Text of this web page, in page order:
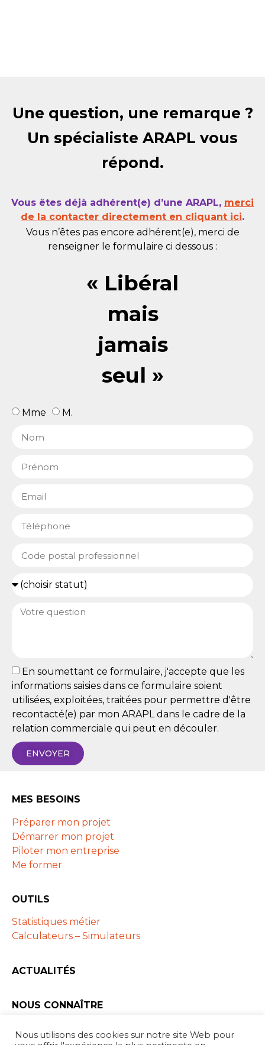
Une question, une remarque ?
Un spécialiste ARAPL vous
répond.
Vous êtes déjà adhérent(e) d’une ARAPL, merci
de la contacter directement en cliquant ici.
Vous n’êtes pas encore adhérent(e), merci de
renseigner le formulaire ci dessous :
« Libéral
mais
jamais
seul »
Mme M.
En soumettant ce formulaire, j'accepte que les
informations saisies dans ce formulaire soient
utilisées, exploitées, traitées pour permettre d'être
recontacté(e) par mon ARAPL dans le cadre de la
relation commerciale qui peut en découler.
ENVOYER
MES BESOINS
Préparer mon projet
Démarrer mon projet
Piloter mon entreprise
Me former
OUTILS
Statistiques métier
Calculateurs – Simulateurs
ACTUALITÉS
NOUS CONNAÎTRE
Partenaires
Nous utilisons des cookies sur notre site Web pour